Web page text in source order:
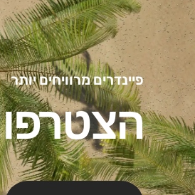
פיינדרים מרוויחים יותר